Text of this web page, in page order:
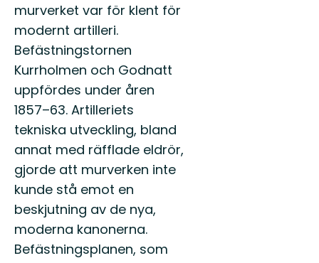
murverket var för klent för
modernt artilleri.
Befästningstornen
Kurrholmen och Godnatt
uppfördes under åren
1857–63. Artilleriets
tekniska utveckling, bland
annat med räfflade eldrör,
gjorde att murverken inte
kunde stå emot en
beskjutning av de nya,
moderna kanonerna.
Befästningsplanen, som